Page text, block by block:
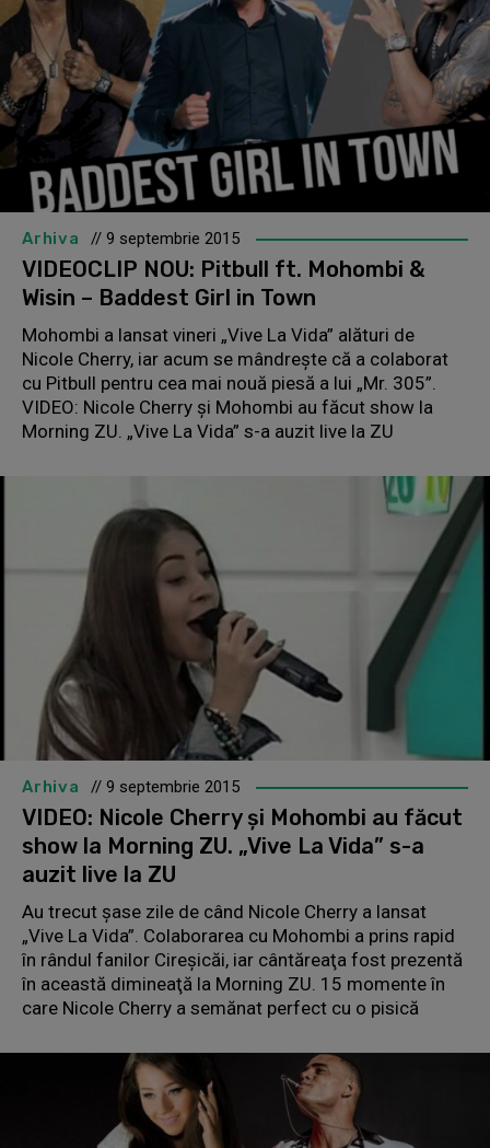
Arhiva // 9 septembrie 2015
VIDEOCLIP NOU: Pitbull ft. Mohombi &
Wisin – Baddest Girl in Town
Mohombi a lansat vineri „Vive La Vida” alături de
Nicole Cherry, iar acum se mândreşte că a colaborat
cu Pitbull pentru cea mai nouă piesă a lui „Mr. 305”.
VIDEO: Nicole Cherry şi Mohombi au făcut show la
Morning ZU. „Vive La Vida” s-a auzit live la ZU
Arhiva // 9 septembrie 2015
VIDEO: Nicole Cherry şi Mohombi au făcut
show la Morning ZU. „Vive La Vida” s-a
auzit live la ZU
Au trecut şase zile de când Nicole Cherry a lansat
„Vive La Vida”. Colaborarea cu Mohombi a prins rapid
în rândul fanilor Cireşicăi, iar cântăreaţa fost prezentă
în această dimineaţă la Morning ZU. 15 momente în
care Nicole Cherry a semănat perfect cu o pisică